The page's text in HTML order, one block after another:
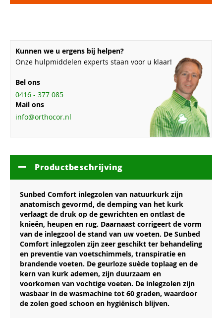
Kunnen we u ergens bij helpen?
Onze hulpmiddelen experts staan voor u klaar!
Bel ons
0416 - 377 085
Mail ons
info@orthocor.nl
Productbeschrijving
Sunbed Comfort inlegzolen van natuurkurk zijn
anatomisch gevormd, de demping van het kurk
verlaagt de druk op de gewrichten en ontlast de
knieën, heupen en rug. Daarnaast corrigeert de vorm
van de inlegzool de stand van uw voeten. De Sunbed
Comfort inlegzolen zijn zeer geschikt ter behandeling
en preventie van voetschimmels, transpiratie en
brandende voeten. De geurloze suède toplaag en de
kern van kurk ademen, zijn duurzaam en
voorkomen van vochtige voeten. De inlegzolen zijn
wasbaar in de wasmachine tot 60 graden, waardoor
de zolen goed schoon en hygiënisch blijven.